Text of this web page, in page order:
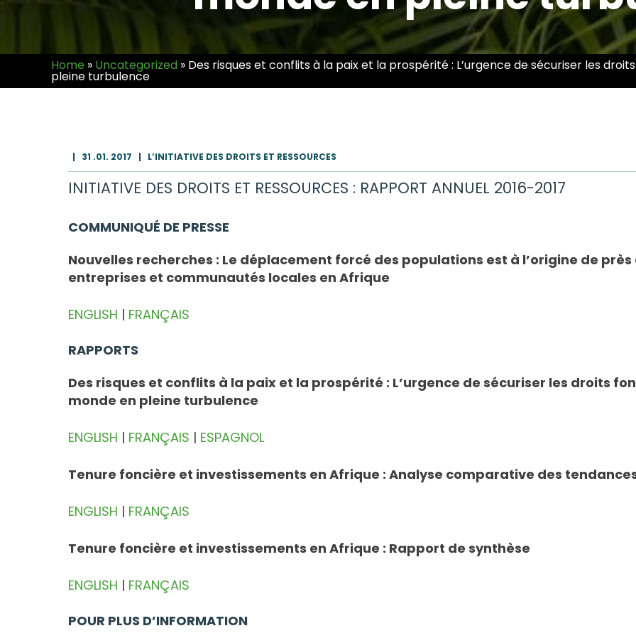
Home » Uncategorized » Des risques et conflits à la paix et la prospérité : L’urgence de sécuriser les
pleine turbulence
| 31 .01. 2017 | L’INITIATIVE DES DROITS ET RESSOURCES
INITIATIVE DES DROITS ET RESSOURCES : RAPPORT ANNUEL 2016-2017
COMMUNIQUÉ DE PRESSE
Nouvelles recherches : Le déplacement forcé des populations est à l’origine de
entreprises et communautés locales en Afrique
ENGLISH | FRANÇAIS
RAPPORTS
Des risques et conflits à la paix et la prospérité : L’urgence de sécuriser les droits
monde en pleine turbulence
ENGLISH | FRANÇAIS | ESPAGNOL
Tenure foncière et investissements en Afrique : Analyse comparative des
ENGLISH | FRANÇAIS
Tenure foncière et investissements en Afrique : Rapport de synthèse
ENGLISH | FRANÇAIS
POUR PLUS D’INFORMATION